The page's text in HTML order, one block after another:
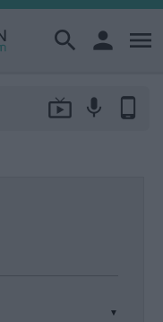
search person menu
live_tv mic phone_android
▼